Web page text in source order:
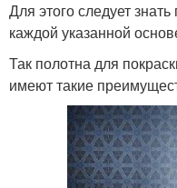
Для этого следует
каждой указанной
Так полотна для
имеют такие